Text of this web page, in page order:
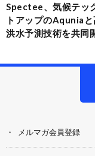
Spectee、気候テッ
トアップのAqunia
洪水予測技術を共同
メルマガ会員登録